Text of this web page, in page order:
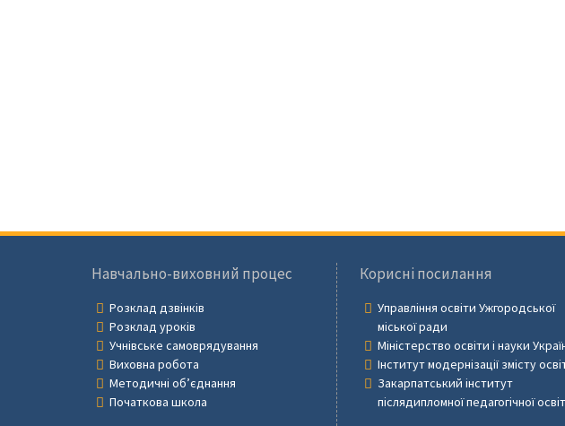
Навчально-виховний процес
Розклад дзвінків
Розклад уроків
Учнівське самоврядування
Виховна робота
Методичні об’єднання
Початкова школа
Корисні посилання
Управління освіти Ужгородської
міської ради
Міністерство освіти і науки
Інститут модернізації змісту
Закарпатський інститут
післядипломної педагогічної